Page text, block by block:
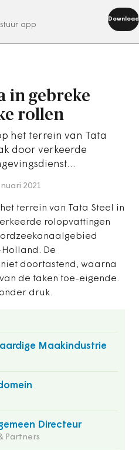
app
Download
nu
in gebreke
rollen
het terrein van Tata
door verkeerde
2021
terrein van Tata Steel in
rolopvattingen
De
doortastend, waarna
de taken toe-eigende.
druk.
Maakindustrie
Directeur
Partners